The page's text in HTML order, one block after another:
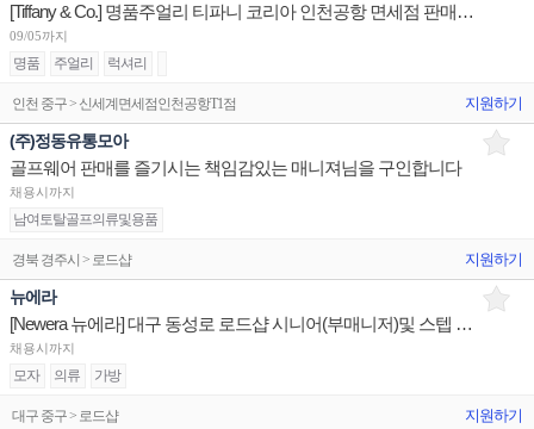
[Tiffany & Co.] 명품주얼리 티파니 코리아 인천공항 면세점 판매사원 채용
09/05까지
명품 주얼리 럭셔리
인천 중구 > 신세계면세점인천공항T1점 지원하기
(주)정동유통모아
골프웨어 판매를 즐기시는 책임감있는 매니져님을 구인합니다
채용시까지
남여토탈골프의류및용품
경북 경주시 > 로드샵 지원하기
뉴에라
[Newera 뉴에라] 대구 동성로 로드샵 시니어(부매니저)및 스텝 구인
채용시까지
모자 의류 가방
대구 중구 > 로드샵 지원하기